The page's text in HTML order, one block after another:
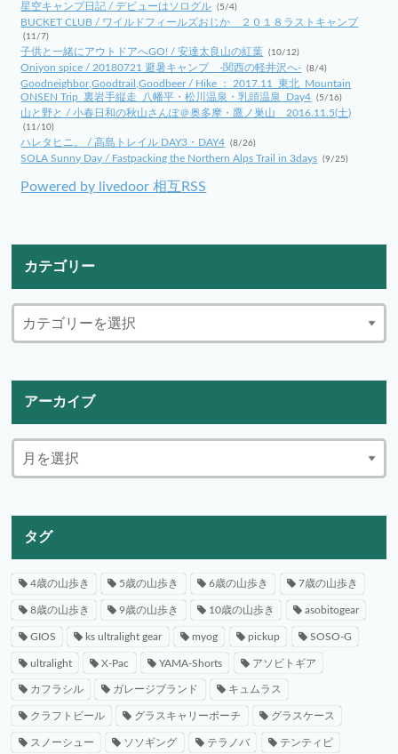
星空キャンプ日記 / デビューはソログル (5/4)
BUCKET CLUB / ワイルドフィールズおじか ２０１８ラストキャンプ
(11/7)
子供と一緒にアウトドアへGO! / 安達太良山の紅葉 (10/12)
Oniyon spice / 20180721 避暑キャンプ -関西の軽井沢へ- (8/4)
Goodneighbor,Goodtrail,Goodbeer / Hike ： 2017.11_東北_Mountain
ONSEN Trip_裏岩手縦走_八幡平・松川温泉・乳頭温泉_Day4 (5/16)
山と野と / 小春日和の秋山さんぽ＠奥多摩・鷹ノ巣山 2016.11.5(土)
(11/10)
ハレタヒニ。 / 高島トレイル DAY3・DAY4 (8/26)
SOLA Sunny Day / Fastpacking the Northern Alps Trail in 3days (9/25)
Powered by livedoor 相互RSS
カテゴリー
アーカイブ
タグ
4歳の山歩き 5歳の山歩き 6歳の山歩き 7歳の山歩き
8歳の山歩き 9歳の山歩き 10歳の山歩き asobitogear
GIOS ks ultralight gear myog pickup SOSO-G
ultralight X-Pac YAMA-Shorts アソビトギア
カフラシル ガレージブランド キュムラス
クラフトビール グラスキャリーポーチ グラスケース
スノーシュー ソソギング テラノバ テンティピ